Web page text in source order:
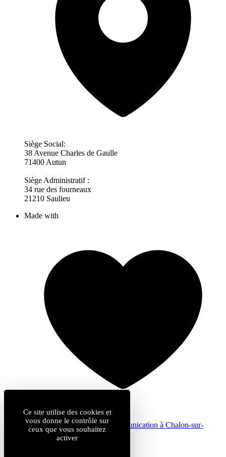
Siège Social:
38 Avenue Charles de Gaulle
71400 Autun
Siège Administratif :
34 rue des fourneaux
21210 Saulieu
Made with
byCom & cie : agence de communication à Chalon-sur-
Saône
Mentions légales
Ce site utilise des cookies et
vous donne le contrôle sur
ceux que vous souhaitez
activer